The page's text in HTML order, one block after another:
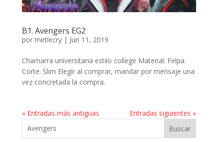
B1. Avengers EG2
por mirtlecry| Jun 11, 2019
Chamarra universitaria estilo college Material: Felpa.
Corte: Slim Elegir al comprar, mandar por mensaje una
vez concretada la compra.
« Entradas más antiguas
Entradas siguientes »
Buscar